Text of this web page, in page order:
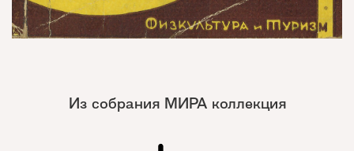
Из собрания МИРА коллекция